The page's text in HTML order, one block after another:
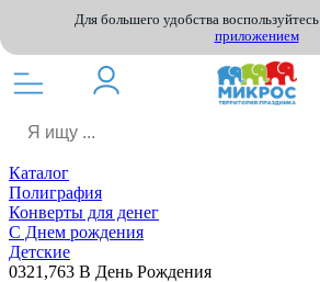
Для большего удобства воспользуйтесь
приложением
Каталог
Полиграфия
Конверты для денег
С Днем рождения
Детские
0321,763 В День Рождения